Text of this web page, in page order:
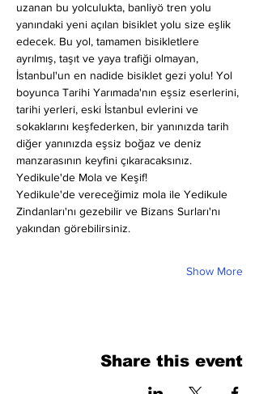
uzanan bu yolculukta, banliyö tren yolu
yanındaki yeni açılan bisiklet yolu size eşlik
edecek. Bu yol, tamamen bisikletlere
ayrılmış, taşıt ve yaya trafiği olmayan,
İstanbul'un en nadide bisiklet gezi yolu! Yol
boyunca Tarihi Yarımada'nın eşsiz eserlerini,
tarihi yerleri, eski İstanbul evlerini ve
sokaklarını keşfederken, bir yanınızda tarih
diğer yanınızda eşsiz boğaz ve deniz
manzarasının keyfini çıkaracaksınız.
Yedikule'de Mola ve Keşif!
Yedikule'de vereceğimiz mola ile Yedikule
Zindanları'nı gezebilir ve Bizans Surları'nı
yakından görebilirsiniz.
Show More
Share this event